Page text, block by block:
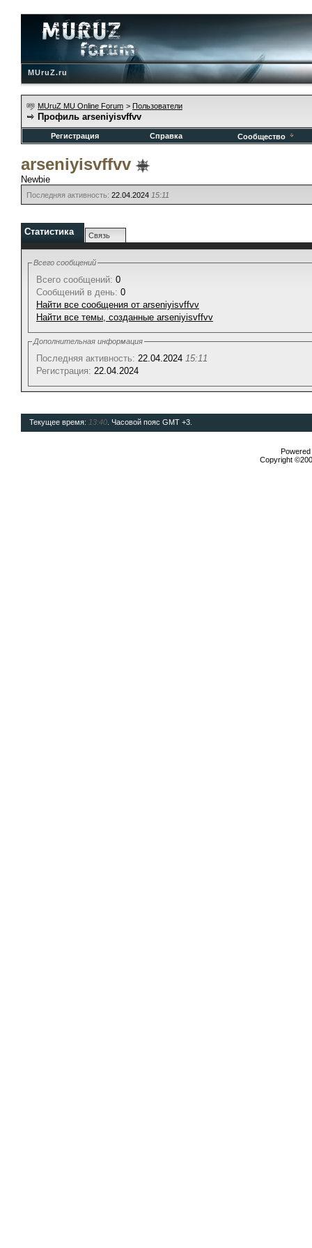
MUruZ.ru
MUruZ MU Online Forum > Пользователи
Профиль arseniyisvffvv
Регистрация Справка Сообщество
arseniyisvffvv
Newbie
Последняя активность: 22.04.2024 15:11
Статистика Связь
Всего сообщений
Всего сообщений: 0
Сообщений в день: 0
Найти все сообщения от arseniyisvffvv
Найти все темы, созданные arseniyisvffvv
Дополнительная информация
Последняя активность: 22.04.2024 15:11
Регистрация: 22.04.2024
Текущее время: 13:40 . Часовой пояс GMT +3.
Copyright